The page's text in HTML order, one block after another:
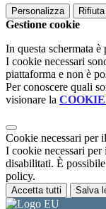
Personalizza
Gestione cookie
In questa schermata
I cookie necessari
piattaforma e non è
Per conoscere quali
visionare la
Cookie necessari per
I cookie necessari per
disabilitati. È
policy.
Accetta tutti Salva